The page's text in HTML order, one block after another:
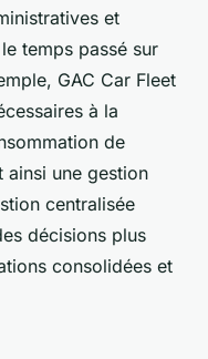
et
temps passé sur
GAC Car Fleet
à la
de
une gestion
centralisée
décisions plus
consolidées et